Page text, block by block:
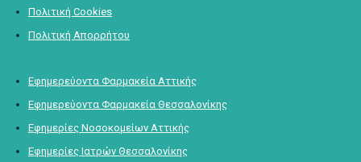
Πολιτική Cookies
Πολιτική Απορρήτου
Εφημερεύοντα Φαρμακεία Αττικής
Εφημερεύοντα Φαρμακεία Θεσσαλονίκης
Εφημερίες Νοσοκομείων Αττικής
Εφημερίες Ιατρών Θεσσαλονίκης